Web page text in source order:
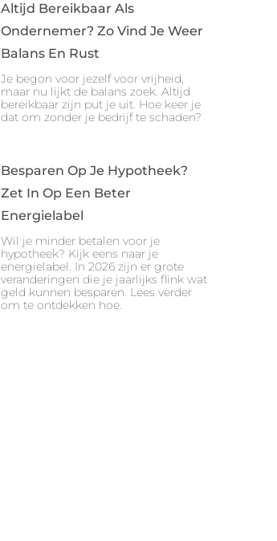
Altijd Bereikbaar Als
Ondernemer? Zo Vind Je Weer
Balans En Rust
Je begon voor jezelf voor vrijheid,
maar nu lijkt de balans zoek. Altijd
bereikbaar zijn put je uit. Hoe keer je
dat om zonder je bedrijf te schaden?
Besparen Op Je Hypotheek?
Zet In Op Een Beter
Energielabel
Wil je minder betalen voor je
hypotheek? Kijk eens naar je
energielabel. In 2026 zijn er grote
veranderingen die je jaarlijks flink wat
geld kunnen besparen. Lees verder
om te ontdekken hoe.